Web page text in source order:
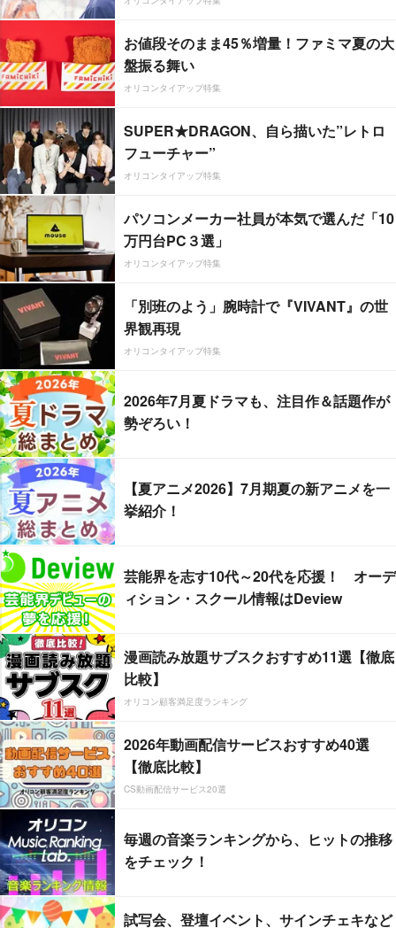
お値段そのまま45％増量！ファミマ夏の大
盤振る舞い
オリコンタイアップ特集
SUPER★DRAGON、自ら描いた”レトロ
フューチャー”
オリコンタイアップ特集
パソコンメーカー社員が本気で選んだ「10
万円台PC３選」
オリコンタイアップ特集
「別班のよう」腕時計で『VIVANT』の世
界観再現
オリコンタイアップ特集
2026年7月夏ドラマも、注目作＆話題作が
勢ぞろい！
【夏アニメ2026】7月期夏の新アニメを一
挙紹介！
芸能界を志す10代～20代を応援！ オーデ
ィション・スクール情報はDeview
漫画読み放題サブスクおすすめ11選【徹底
比較】
オリコン顧客満足度ランキング
2026年動画配信サービスおすすめ40選
【徹底比較】
CS動画配信サービス20選
毎週の音楽ランキングから、ヒットの推移
をチェック！
試写会、登壇イベント、サインチェキなど